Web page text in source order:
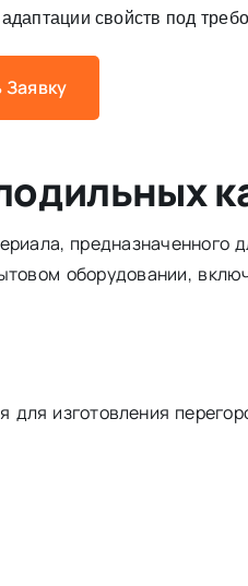
свойств под
предназначенного
оборудовании,
изготовления